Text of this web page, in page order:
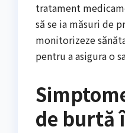
tratament
să se ia măsuri de
monitorizeze
pentru a asigura o
de burtă